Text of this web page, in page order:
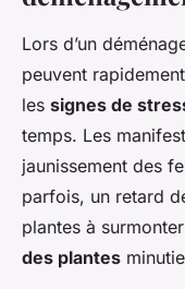
Lors d’un
peuvent
les signes de
temps. Les
jaunissement des
parfois, un retard
plantes à
des plantes